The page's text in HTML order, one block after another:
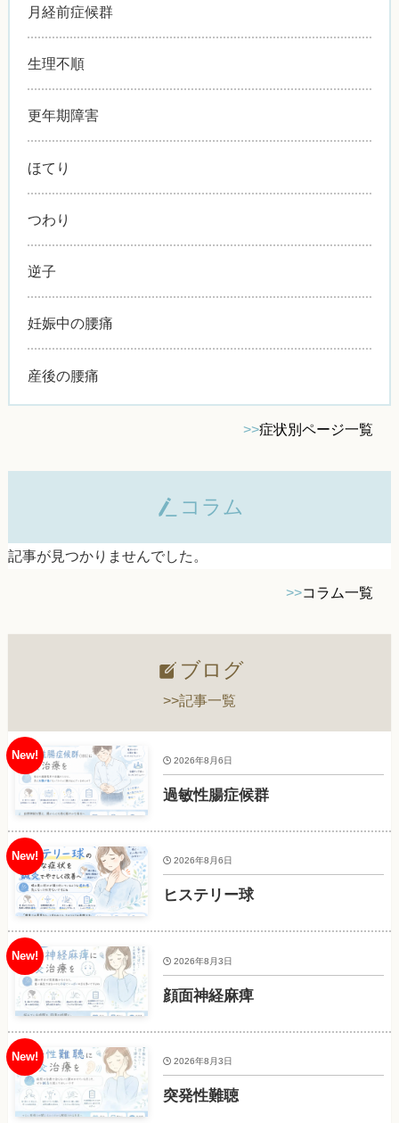
月経前症候群
生理不順
更年期障害
ほてり
つわり
逆子
妊娠中の腰痛
産後の腰痛
>>症状別ページ一覧
コラム
記事が見つかりませんでした。
>>コラム一覧
ブログ
>>記事一覧
過敏性腸症候群
2026年8月6日
ヒステリー球
2026年8月6日
顔面神経麻痺
2026年8月3日
突発性難聴
2026年8月3日